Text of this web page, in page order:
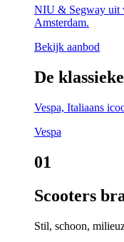
NIU & Segway uit
Amsterdam.
Bekijk aanbod
De
Vespa, Italiaans
Vespa
01
Scooters
Stil, schoon,